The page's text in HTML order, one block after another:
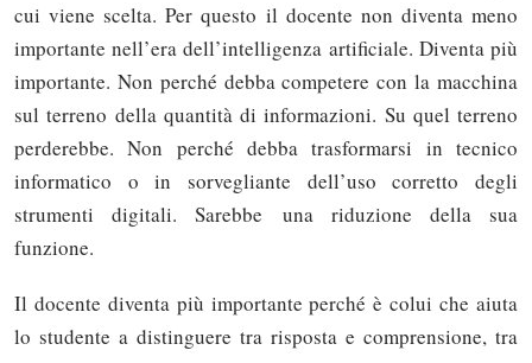
cui viene scelta. Per questo il docente non diventa meno
importante nell’era dell’intelligenza artificiale. Diventa più
importante. Non perché debba competere con la macchina
sul terreno della quantità di informazioni. Su quel terreno
perderebbe. Non perché debba trasformarsi in tecnico
informatico o in sorvegliante dell’uso corretto degli
strumenti digitali. Sarebbe una riduzione della sua
funzione.
Il docente diventa più importante perché è colui che aiuta
lo studente a distinguere tra risposta e comprensione, tra